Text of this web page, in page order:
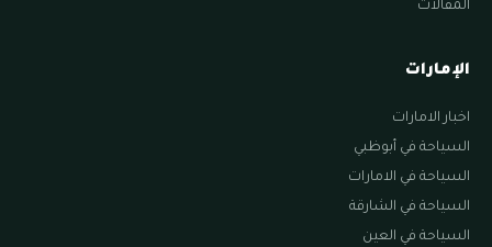
المقالات
الإمارات
اخبار الامارات
السياحة في أبوظبي
السياحة في الامارات
السياحة في الشارقة
السياحة في العين